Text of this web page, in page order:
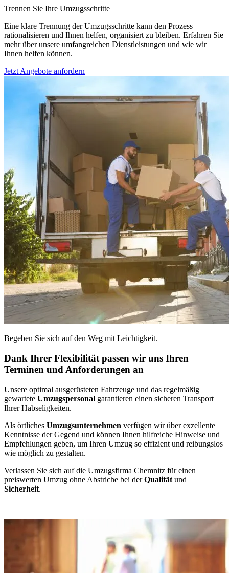
Trennen Sie Ihre Umzugsschritte
Eine klare Trennung der Umzugsschritte kann den Prozess
rationalisieren und Ihnen helfen, organisiert zu bleiben. Erfahren Sie
mehr über unsere umfangreichen Dienstleistungen und wie wir
Ihnen helfen können.
Jetzt Angebote anfordern
Begeben Sie sich auf den Weg mit Leichtigkeit.
Dank Ihrer Flexibilität passen wir uns Ihren
Terminen und Anforderungen an
Unsere optimal ausgerüsteten Fahrzeuge und das regelmäßig
gewartete Umzugspersonal garantieren einen sicheren Transport
Ihrer Habseligkeiten.
Als örtliches Umzugsunternehmen verfügen wir über exzellente
Kenntnisse der Gegend und können Ihnen hilfreiche Hinweise und
Empfehlungen geben, um Ihren Umzug so effizient und reibungslos
wie möglich zu gestalten.
Verlassen Sie sich auf die Umzugsfirma Chemnitz für einen
preiswerten Umzug ohne Abstriche bei derQualität und
Sicherheit.